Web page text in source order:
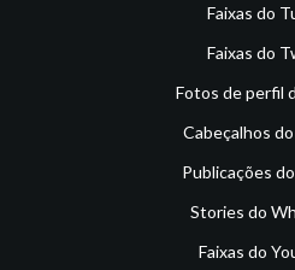
Faixas do
Faixas do
Fotos de perfil
Cabeçalhos
Publicações
Stories do
Faixas do